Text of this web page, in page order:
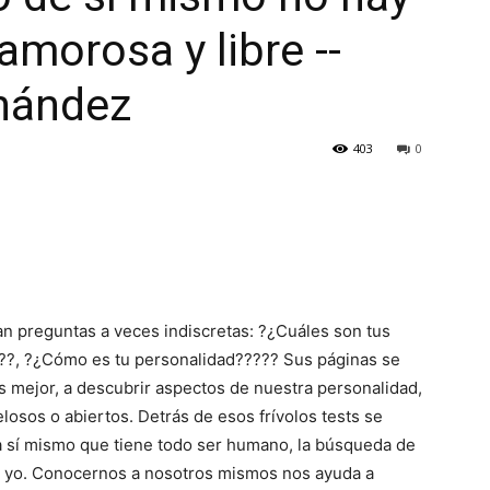
y libre --
0
403
preguntas a veces indiscretas: ?¿Cuáles son tus
?¿Cómo es tu personalidad????? Sus páginas se
a descubrir aspectos de nuestra personalidad,
o abiertos. Detrás de esos frívolos tests se
mismo que tiene todo ser humano, la búsqueda de
Conocernos a nosotros mismos nos ayuda a